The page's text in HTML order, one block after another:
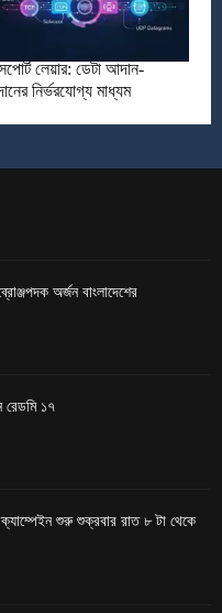
লেয়ার: ডেটা আদান-
নির্ভরযোগ্য মাধ্যম
অর্জন বাংলাদেশের
১৭
শুরু শুক্রবার রাত ৮ টা থেকে